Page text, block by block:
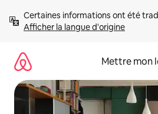
directement
Afficher la langue d'origine
Mettre mon